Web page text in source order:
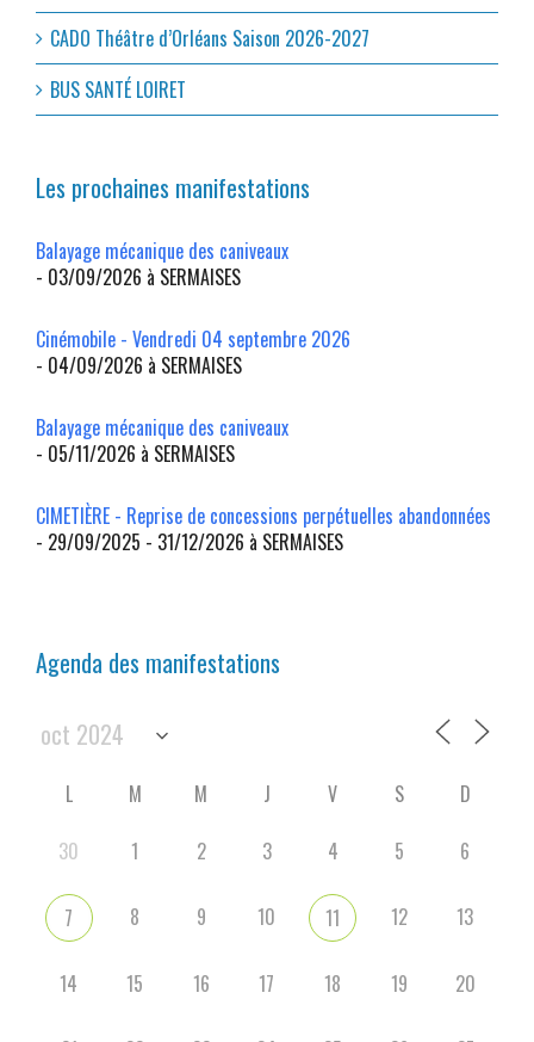
CADO Théâtre d’Orléans Saison 2026-2027
BUS SANTÉ LOIRET
Les prochaines manifestations
Balayage mécanique des caniveaux
- 03/09/2026 à SERMAISES
Cinémobile - Vendredi 04 septembre 2026
- 04/09/2026 à SERMAISES
Balayage mécanique des caniveaux
- 05/11/2026 à SERMAISES
CIMETIÈRE - Reprise de concessions perpétuelles abandonnées
- 29/09/2025 - 31/12/2026 à SERMAISES
Agenda des manifestations
L M M J V S
D
30
1 2 3 4 5 6
7 8 9 10 11 12 13
14 15 16 17 18 19 20